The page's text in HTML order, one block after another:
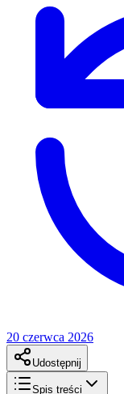
20 czerwca 2026
Udostępnij
Spis treści